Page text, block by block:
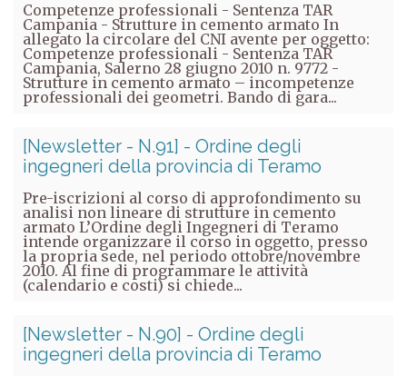
Competenze professionali - Sentenza TAR
Campania - Strutture in cemento armato In
allegato la circolare del CNI avente per oggetto:
Competenze professionali - Sentenza TAR
Campania, Salerno 28 giugno 2010 n. 9772 -
Strutture in cemento armato – incompetenze
professionali dei geometri. Bando di gara...
[Newsletter - N.91] - Ordine degli
ingegneri della provincia di Teramo
Pre-iscrizioni al corso di approfondimento su
analisi non lineare di strutture in cemento
armato L’Ordine degli Ingegneri di Teramo
intende organizzare il corso in oggetto, presso
la propria sede, nel periodo ottobre/novembre
2010. Al fine di programmare le attività
(calendario e costi) si chiede...
[Newsletter - N.90] - Ordine degli
ingegneri della provincia di Teramo